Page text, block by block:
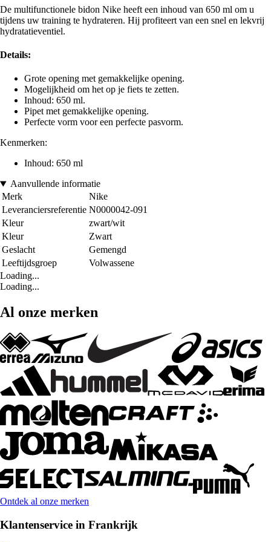
De multifunctionele bidon Nike heeft een inhoud van 650 ml om u
tijdens uw training te hydrateren. Hij profiteert van een snel en lekvrij
hydratatieventiel.
Details:
Grote opening met gemakkelijke opening.
Mogelijkheid om het op je fiets te zetten.
Inhoud: 650 ml.
Pipet met gemakkelijke opening.
Perfecte vorm voor een perfecte pasvorm.
Kenmerken:
Inhoud: 650 ml
Aanvullende informatie
Merk
Nike
Leveranciersreferentie N0000042-091
Kleur
zwart/wit
Kleur
Zwart
Geslacht
Gemengd
Leeftijdsgroep
Volwassene
Loading...
Loading...
Al onze merken
Ontdek al onze merken
Klantenservice in Frankrijk